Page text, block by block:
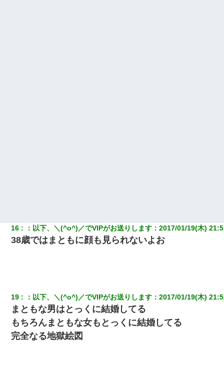
婚活パーティーでよく会う美女がいた。こんな完璧な容姿を持っ
「…」
我が家のガレージに見知らぬ車。俺「もしもし、玄関にもシャッ
ターリモコンあるだろ？DOWNのボタン押してｗ」→ 待つこと１
時間弱・・・
16 ： 以下、＼(^o^)／でVIPがお送りします ：2017/01/19(木)
38歳ではまともに顔も見られないよお
19 ： 以下、＼(^o^)／でVIPがお送りします ：2017/01/19(木)
まともな男はとっくに結婚してる
もちろんまともな女もとっくに結婚してる
完全なる地獄絵図